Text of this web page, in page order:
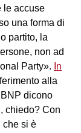
le accuse
una forma di
partito, la
non ad
Party». In
alla
dicono
chiedo? Con
che si è